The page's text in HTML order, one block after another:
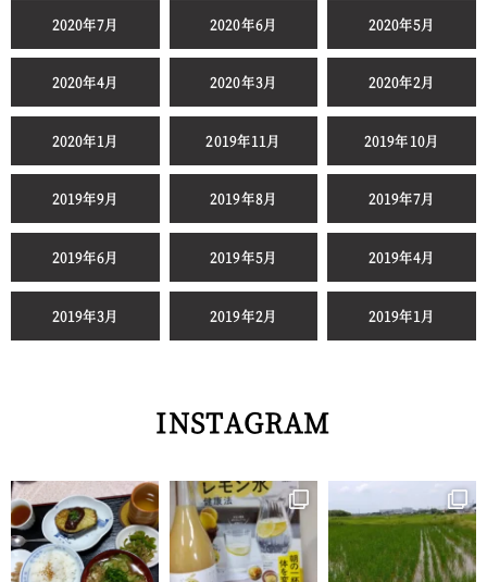
2020年7月 2020年6月 2020年5月
2020年4月 2020年3月 2020年2月
2020年1月 2019年11月 2019年10月
2019年9月 2019年8月 2019年7月
2019年6月 2019年5月 2019年4月
2019年3月 2019年2月 2019年1月
INSTAGRAM